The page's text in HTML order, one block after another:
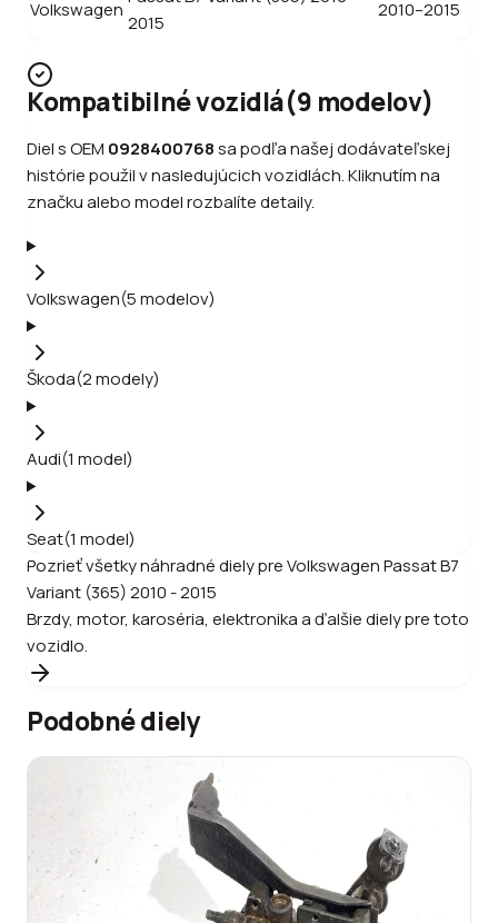
Volkswagen
2015
2010–2015
Kompatibilné vozidlá(9 modelov)
Diel s OEM 0928400768sa podľa našej dodávateľskej
histórie použil v nasledujúcich vozidlách. Kliknutím na
značku alebo model rozbalíte detaily.
Volkswagen(5modelov)
Škoda(2modely)
Audi(1 model)
Seat(1 model)
Pozrieť všetky náhradné diely preVolkswagenPassat B7
Variant (365) 2010 - 2015
Brzdy, motor, karoséria, elektronika a ďalšie diely pre toto
vozidlo.
Podobné diely